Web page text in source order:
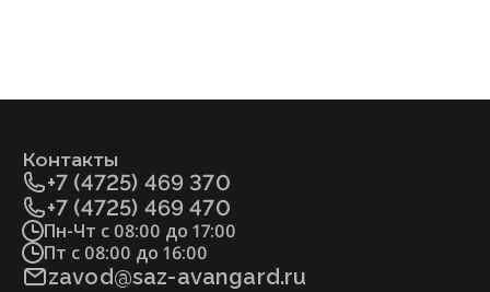
Контакты
+7 (4725) 469 370
+7 (4725) 469 470
Пн-Чт с 08:00 до 17:00
Пт с 08:00 до 16:00
zavod@saz-avangard.ru